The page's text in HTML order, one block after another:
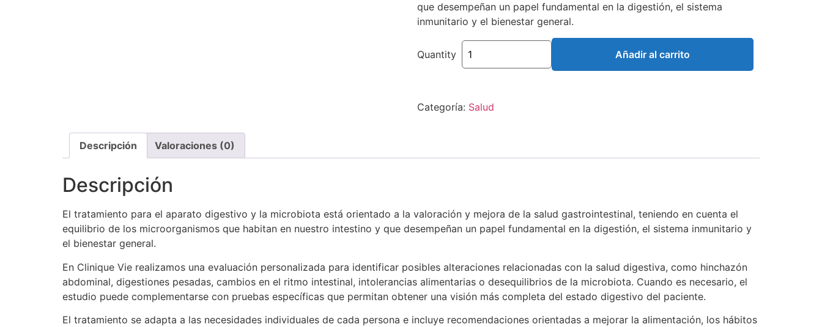
que desempeñan un papel fundamental en la digestión, el sistema
inmunitario y el bienestar general.
Quantity Añadir al carrito
Categoría: Salud
Descripción Valoraciones (0)
Descripción
El tratamiento para el aparato digestivo y la microbiota está orientado a la valoración y mejora de la salud gastrointestinal, teniendo en cuenta el
equilibrio de los microorganismos que habitan en nuestro intestino y que desempeñan un papel fundamental en la digestión, el sistema inmunitario y
el bienestar general.
En Clinique Vie realizamos una evaluación personalizada para identificar posibles alteraciones relacionadas con la salud digestiva, como hinchazón
abdominal, digestiones pesadas, cambios en el ritmo intestinal, intolerancias alimentarias o desequilibrios de la microbiota. Cuando es necesario, el
estudio puede complementarse con pruebas específicas que permitan obtener una visión más completa del estado digestivo del paciente.
El tratamiento se adapta a las necesidades individuales de cada persona e incluye recomendaciones orientadas a mejorar la alimentación, los hábitos